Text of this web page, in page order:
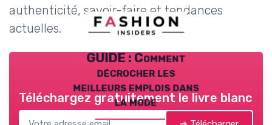
authenticité, savoir-faire et tendances
actuelles.
GUIDE : Comment
décrocher les
meilleurs emplois dans
la mode
Téléchargez gratuitement le livre blanc